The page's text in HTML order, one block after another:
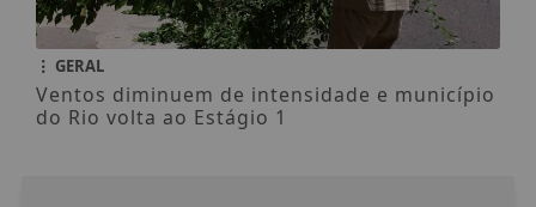
GERAL
Ventos diminuem de intensidade e município
do Rio volta ao Estágio 1